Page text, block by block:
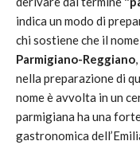
indica un modo di
chi sostiene che il
Parmigiano-Reggiano
nella preparazione di
nome è avvolta in un
parmigiana ha una
gastronomica